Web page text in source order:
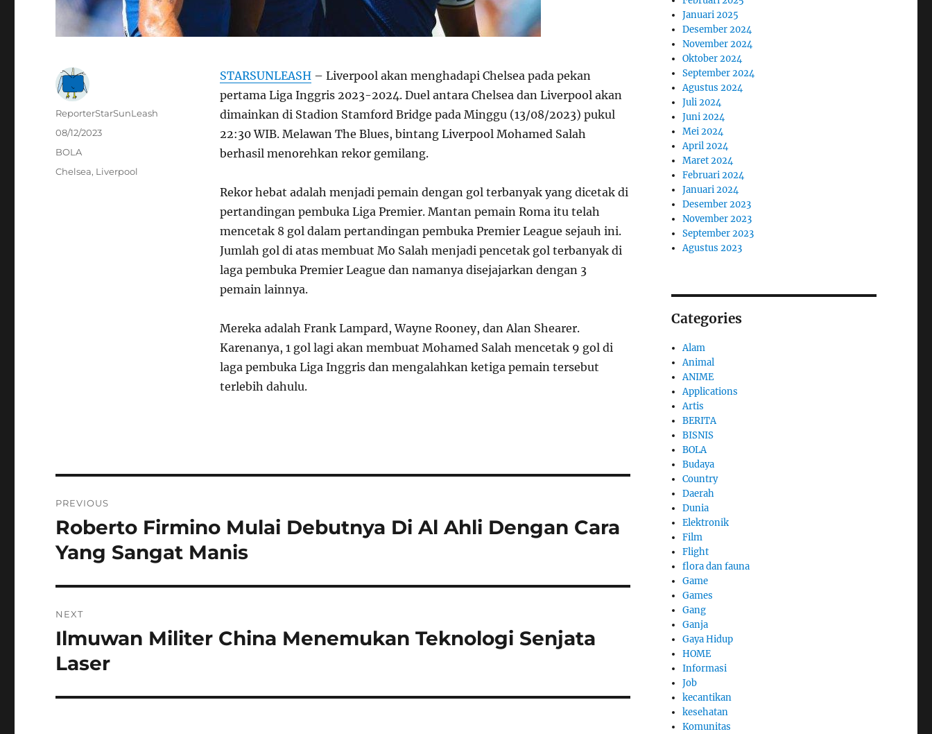
STARSUNLEASH– Liverpool akan menghadapi Chelsea pada pekan
pertama Liga Inggris 2023-2024. Duel antara Chelsea dan Liverpool akan
dimainkan di Stadion Stamford Bridge pada Minggu (13/08/2023) pukul
22:30 WIB. Melawan The Blues, bintang Liverpool Mohamed Salah
berhasil menorehkan rekor gemilang.
Rekor hebat adalah menjadi pemain dengan gol terbanyak yang dicetak di
pertandingan pembuka Liga Premier. Mantan pemain Roma itu telah
mencetak 8 gol dalam pertandingan pembuka Premier League sejauh ini.
Jumlah gol di atas membuat Mo Salah menjadi pencetak gol terbanyak di
laga pembuka Premier League dan namanya disejajarkan dengan 3
pemain lainnya.
Mereka adalah Frank Lampard, Wayne Rooney, dan Alan Shearer.
Karenanya, 1 gol lagi akan membuat Mohamed Salah mencetak 9 gol di
laga pembuka Liga Inggris dan mengalahkan ketiga pemain tersebut
terlebih dahulu.
Author
ReporterStarSunLeash
Posted
on
08/12/2023
Categories
BOLA
Tags
Chelsea, Liverpool
pos
PREVIOUS
Previous
post:
Roberto Firmino Mulai Debutnya Di Al Ahli Dengan Cara
Yang Sangat Manis
NEXT
Next
post:
Ilmuwan Militer China Menemukan Teknologi Senjata
Laser
Januari 2025
Desember 2024
November 2024
Oktober 2024
September 2024
Agustus 2024
Juli 2024
Juni 2024
Mei 2024
April 2024
Maret 2024
Februari 2024
Januari 2024
Desember 2023
November 2023
September 2023
Agustus 2023
Categories
Alam
Animal
ANIME
Applications
Artis
BERITA
BISNIS
BOLA
Budaya
Country
Daerah
Dunia
Elektronik
Film
Flight
flora dan fauna
Game
Games
Gang
Ganja
Gaya Hidup
HOME
Informasi
Job
kecantikan
kesehatan
Komunitas